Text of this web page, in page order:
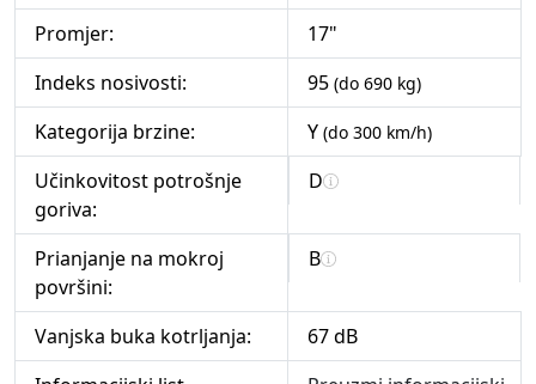
Promjer:
17"
Indeks nosivosti:
95 (do 690 kg)
Kategorija brzine: Y (do 300 km/h)
Učinkovitost potrošnje
goriva:
D
Prianjanje na mokroj
površini:
B
Vanjska buka kotrljanja:
67 dB